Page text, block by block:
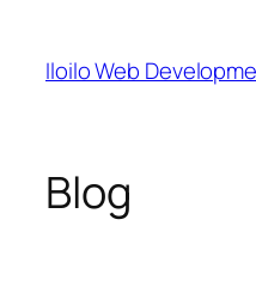
content
Iloilo Web
Blog